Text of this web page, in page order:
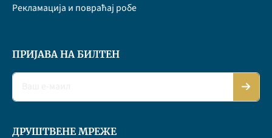
Рекламација и повраћај робе
ПРИЈАВА НА БИЛТЕН
ДРУШТВЕНЕ МРЕЖЕ